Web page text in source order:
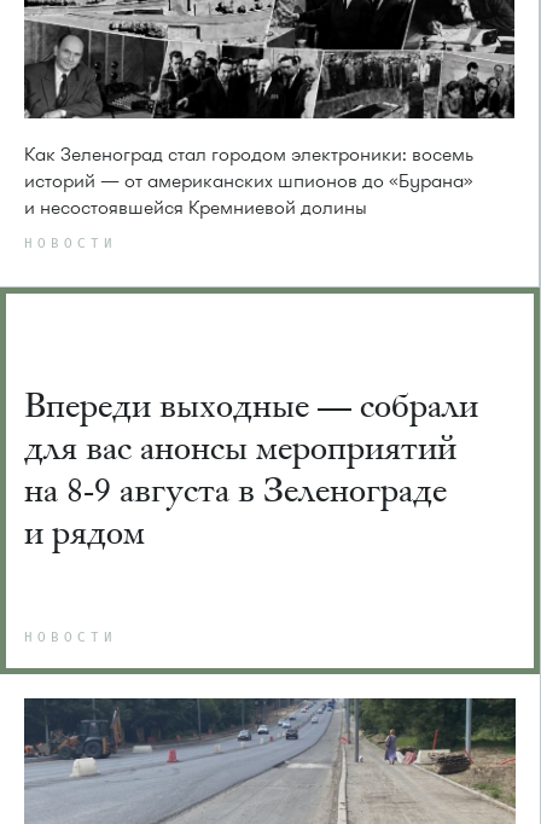
Как Зеленоград стал городом электроники: восемь
историй — от американских шпионов до «Бурана»
и несостоявшейся Кремниевой долины
НОВОСТИ
Впереди выходные — собрали
для вас анонсы мероприятий
на 8-9 августа в Зеленограде
и рядом
НОВОСТИ